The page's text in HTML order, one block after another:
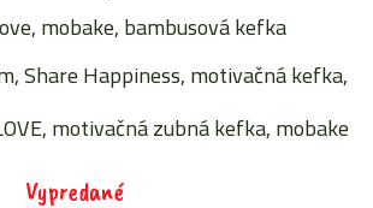
Vypredané